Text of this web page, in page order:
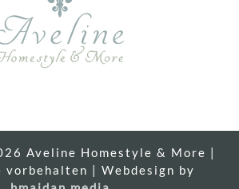
Aveline Homestyle & More |
vorbehalten | Webdesign by